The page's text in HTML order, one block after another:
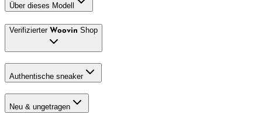
Über dieses Modell
Verifizierter Woovin Shop
Authentische sneaker
Neu & ungetragen